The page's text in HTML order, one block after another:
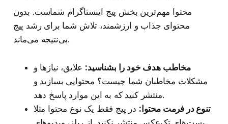
محتوا مهم‌ترین بخش پیج اینستاگرام شماست. بدون
محتوای جذاب و ارزشمند، تلاش شما برای رشد پیج
بی‌نتیجه می‌ماند.
مخاطب هدف خود را بشناسید: علایق، نیازها و
مشکلات مخاطبان شما چیست؟ محتوایی بسازید و
منتشر کنید که به این موارد پاسخ دهد.
تنوع در فرمت محتوا: در پیج فقط یک نوع محتوا مثلا